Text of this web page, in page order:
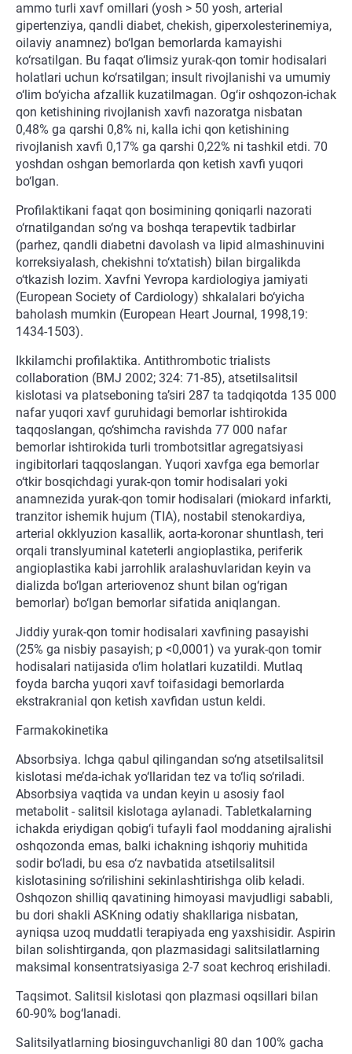
ammo turli xavf omillari (yosh > 50 yosh, arterial
gipertenziya, qandli diabet, chekish, giperxolesterinemiya,
oilaviy anamnez) bo‘lgan bemorlarda kamayishi
ko‘rsatilgan. Bu faqat o‘limsiz yurak-qon tomir hodisalari
holatlari uchun ko‘rsatilgan; insult rivojlanishi va umumiy
o‘lim bo‘yicha afzallik kuzatilmagan. Og‘ir oshqozon-ichak
qon ketishining rivojlanish xavfi nazoratga nisbatan
0,48% ga qarshi 0,8% ni, kalla ichi qon ketishining
rivojlanish xavfi 0,17% ga qarshi 0,22% ni tashkil etdi. 70
yoshdan oshgan bemorlarda qon ketish xavfi yuqori
bo‘lgan.
Profilaktikani faqat qon bosimining qoniqarli nazorati
o‘rnatilgandan so‘ng va boshqa terapevtik tadbirlar
(parhez, qandli diabetni davolash va lipid almashinuvini
korreksiyalash, chekishni to‘xtatish) bilan birgalikda
o‘tkazish lozim. Xavfni Yevropa kardiologiya jamiyati
(European Society of Cardiology) shkalalari bo‘yicha
baholash mumkin (European Heart Journal, 1998,19:
1434-1503).
Ikkilamchi profilaktika. Antithrombotic trialists
collaboration (BMJ 2002; 324: 71-85), atsetilsalitsil
kislotasi va platseboning ta’siri 287 ta tadqiqotda 135 000
nafar yuqori xavf guruhidagi bemorlar ishtirokida
taqqoslangan, qo‘shimcha ravishda 77 000 nafar
bemorlar ishtirokida turli trombotsitlar agregatsiyasi
ingibitorlari taqqoslangan. Yuqori xavfga ega bemorlar
o‘tkir bosqichdagi yurak-qon tomir hodisalari yoki
anamnezida yurak-qon tomir hodisalari (miokard infarkti,
tranzitor ishemik hujum (TIA), nostabil stenokardiya,
arterial okklyuzion kasallik, aorta-koronar shuntlash, teri
orqali translyuminal kateterli angioplastika, periferik
angioplastika kabi jarrohlik aralashuvlaridan keyin va
dializda bo‘lgan arteriovenoz shunt bilan og‘rigan
bemorlar) bo‘lgan bemorlar sifatida aniqlangan.
Jiddiy yurak-qon tomir hodisalari xavfining pasayishi
(25% ga nisbiy pasayish; p <0,0001) va yurak-qon tomir
hodisalari natijasida o‘lim holatlari kuzatildi. Mutlaq
foyda barcha yuqori xavf toifasidagi bemorlarda
ekstrakranial qon ketish xavfidan ustun keldi.
Farmakokinetika
Absorbsiya. Ichga qabul qilingandan so‘ng atsetilsalitsil
kislotasi me’da-ichak yo‘llaridan tez va to‘liq so‘riladi.
Absorbsiya vaqtida va undan keyin u asosiy faol
metabolit - salitsil kislotaga aylanadi. Tabletkalarning
ichakda eriydigan qobig‘i tufayli faol moddaning ajralishi
oshqozonda emas, balki ichakning ishqoriy muhitida
sodir bo‘ladi, bu esa o‘z navbatida atsetilsalitsil
kislotasining so‘rilishini sekinlashtirishga olib keladi.
Oshqozon shilliq qavatining himoyasi mavjudligi sababli,
bu dori shakli ASKning odatiy shakllariga nisbatan,
ayniqsa uzoq muddatli terapiyada eng yaxshisidir. Aspirin
bilan solishtirganda, qon plazmasidagi salitsilatlarning
maksimal konsentratsiyasiga 2-7 soat kechroq erishiladi.
Taqsimot. Salitsil kislotasi qon plazmasi oqsillari bilan
60-90% bog‘lanadi.
Salitsilyatlarning biosinguvchanligi 80 dan 100% gacha